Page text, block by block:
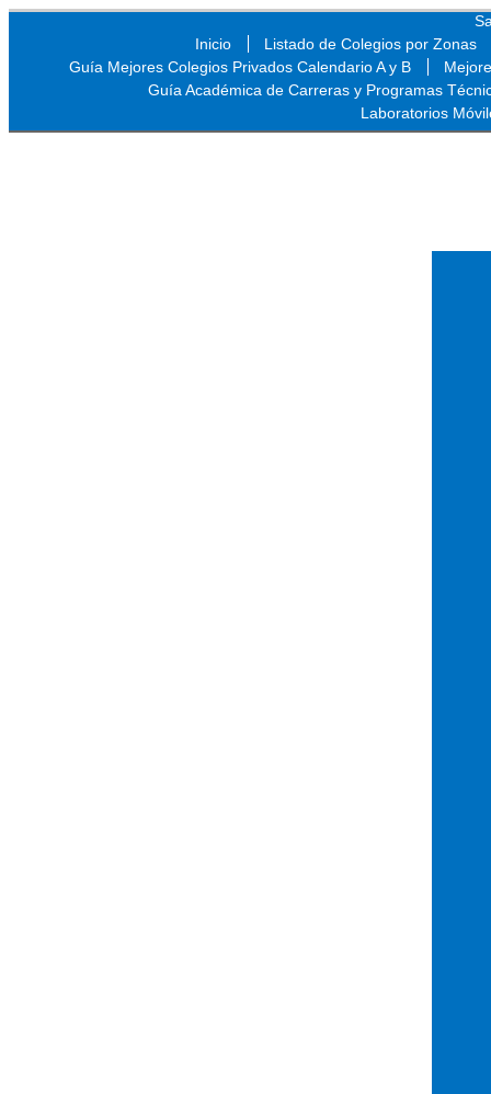
Inicio
Listado de Colegios por Zonas
Guía Mejores Colegios Privados Calendario A y B
Guía Académica de Carreras y Programas
Laboratorios